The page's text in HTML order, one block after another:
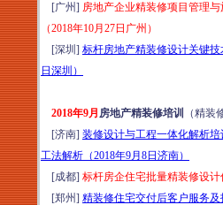
[广州] 房地产企业精装修项目管理
（2018年10月27日广州）
[深圳] 标杆房地产精装修设计关键
日深圳）
2018年9月 房地产精装修培训
（精
[济南] 装修设计与工程一体化解析
工法解析（2018年9月8日济南）
[成都] 标杆房企住宅批量精装修设
[郑州] 精装修住宅交付后客户服务